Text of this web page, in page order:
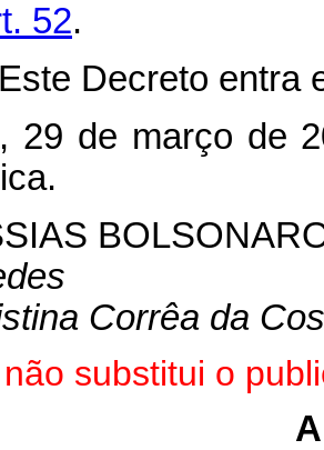
52.
Decreto entra
29 de março de
Corrêa da
substitui o